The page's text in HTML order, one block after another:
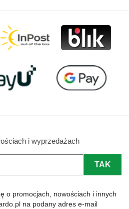
i wyprzedażach
o promocjach, nowościach i innych
na podany adres e-mail